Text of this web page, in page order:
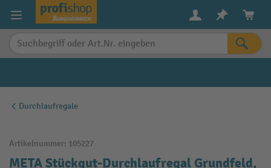
springen
Durchlaufregale
Artikelnummer: 105227
META Stückgut-Durchlaufregal Grundfeld,